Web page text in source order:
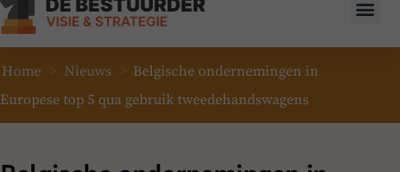
Home > Nieuws > Belgische ondernemingen in
Europese top 5 qua gebruik tweedehandswagens